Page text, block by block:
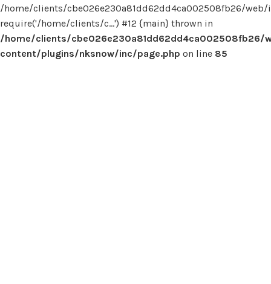
/home/clients/cbe026e230a81dd62dd4ca002508fb26/web/
require('/home/clients/c...') #12 {main} thrown in
/home/clients/cbe026e230a81dd62dd4ca002508fb26/
content/plugins/nksnow/inc/page.php on line 85